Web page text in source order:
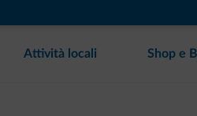
Attività locali Shop e